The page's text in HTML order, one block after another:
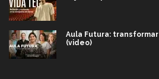
Aula Futura:
(video)